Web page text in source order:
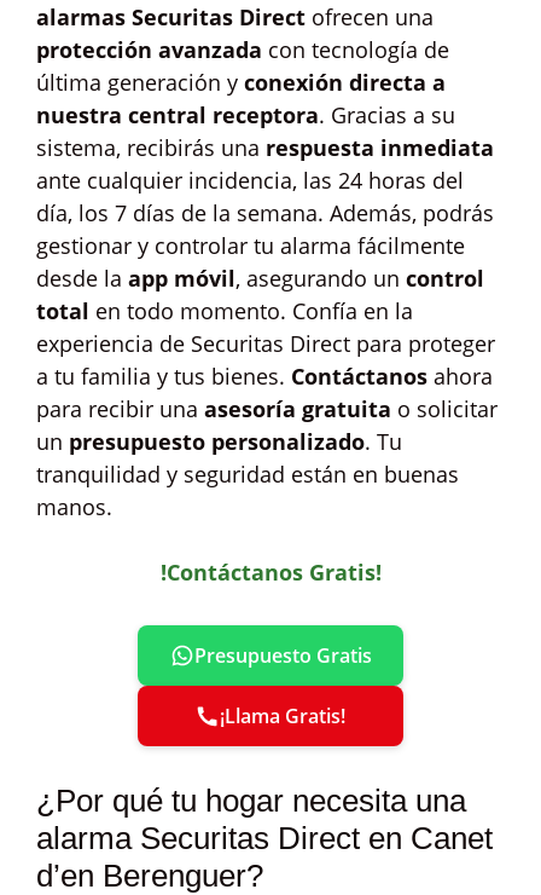
alarmas Securitas Direct ofrecen una
protección avanzada con tecnología de
última generación y conexión directa a
nuestra central receptora. Gracias a su
sistema, recibirás una respuesta inmediata
ante cualquier incidencia, las 24 horas del
día, los 7 días de la semana. Además, podrás
gestionar y controlar tu alarma fácilmente
desde la app móvil, asegurando un control
total en todo momento. Confía en la
experiencia de Securitas Direct para proteger
a tu familia y tus bienes. Contáctanos ahora
para recibir una asesoría gratuita o solicitar
un presupuesto personalizado. Tu
tranquilidad y seguridad están en buenas
manos.
!Contáctanos Gratis!
Presupuesto Gratis
¡Llama Gratis!
¿Por qué tu hogar necesita una
alarma Securitas Direct en Canet
d’en Berenguer?